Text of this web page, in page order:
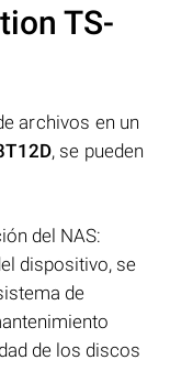
TS-
archivos en un
, se pueden
del NAS:
dispositivo, se
de
de los discos